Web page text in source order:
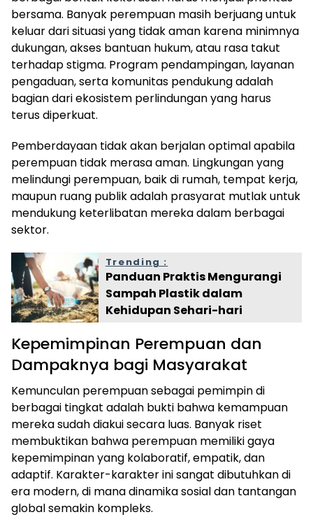
bersama. Banyak perempuan masih berjuang untuk
keluar dari situasi yang tidak aman karena minimnya
dukungan, akses bantuan hukum, atau rasa takut
terhadap stigma. Program pendampingan, layanan
pengaduan, serta komunitas pendukung adalah
bagian dari ekosistem perlindungan yang harus
terus diperkuat.
Pemberdayaan tidak akan berjalan optimal apabila
perempuan tidak merasa aman. Lingkungan yang
melindungi perempuan, baik di rumah, tempat kerja,
maupun ruang publik adalah prasyarat mutlak untuk
mendukung keterlibatan mereka dalam berbagai
sektor.
Trending :
Panduan Praktis Mengurangi
Sampah Plastik dalam
Kehidupan Sehari-hari
Kepemimpinan Perempuan dan
Dampaknya bagi Masyarakat
Kemunculan perempuan sebagai pemimpin di
berbagai tingkat adalah bukti bahwa kemampuan
mereka sudah diakui secara luas. Banyak riset
membuktikan bahwa perempuan memiliki gaya
kepemimpinan yang kolaboratif, empatik, dan
adaptif. Karakter-karakter ini sangat dibutuhkan di
era modern, di mana dinamika sosial dan tantangan
global semakin kompleks.